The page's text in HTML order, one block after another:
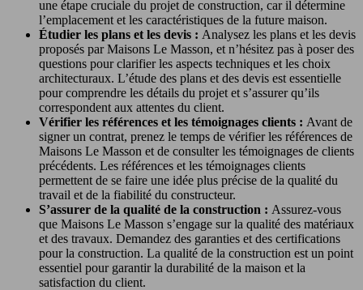
une étape cruciale du projet de construction, car il détermine
l’emplacement et les caractéristiques de la future maison.
Étudier les plans et les devis : Analysez les plans et les devis
proposés par Maisons Le Masson, et n’hésitez pas à poser des
questions pour clarifier les aspects techniques et les choix
architecturaux. L’étude des plans et des devis est essentielle
pour comprendre les détails du projet et s’assurer qu’ils
correspondent aux attentes du client.
Vérifier les références et les témoignages clients : Avant de
signer un contrat, prenez le temps de vérifier les références de
Maisons Le Masson et de consulter les témoignages de clients
précédents. Les références et les témoignages clients
permettent de se faire une idée plus précise de la qualité du
travail et de la fiabilité du constructeur.
S’assurer de la qualité de la construction : Assurez-vous
que Maisons Le Masson s’engage sur la qualité des matériaux
et des travaux. Demandez des garanties et des certifications
pour la construction. La qualité de la construction est un point
essentiel pour garantir la durabilité de la maison et la
satisfaction du client.